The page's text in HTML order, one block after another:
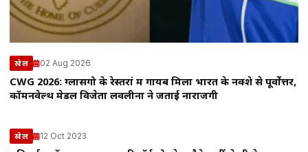
खेल 02 Aug 2026
CWG 2026: ग्लासगो के रेस्तरां में गायब मिला भारत के नक्शे से पूर्वोत्तर,
कॉमनवेल्थ मेडल विजेता लवलीना ने जताई नाराजगी
खेल 12 Oct 2023